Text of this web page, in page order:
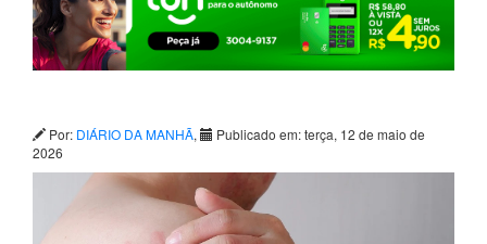
Por: DIÁRIO DA MANHÃ,
Publicado em: terça, 12 de maio de
2026